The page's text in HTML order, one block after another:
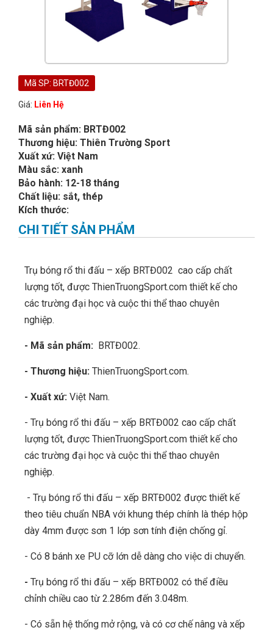
Mã SP: BRTĐ002
Giá: Liên Hệ
Mã sản phẩm: BRTĐ002
Thương hiệu: Thiên Trường Sport
Xuất xứ: Việt Nam
Màu sắc: xanh
Bảo hành: 12-18 tháng
Chất liệu: sắt, thép
Kích thước:
CHI TIẾT SẢN PHẨM
Trụ bóng rổ thi đấu – xếp BRTĐ002 cao cấp chất
lượng tốt, được ThienTruongSport.com thiết kế cho
các trường đại học và cuộc thi thể thao chuyên
nghiệp.
- Mã sản phẩm: BRTĐ002.
- Thương hiệu: ThienTruongSport.com.
- Xuất xứ: Việt Nam.
- Trụ bóng rổ thi đấu – xếp BRTĐ002 cao cấp chất
lượng tốt, được ThienTruongSport.com thiết kế cho
các trường đại học và cuộc thi thể thao chuyên
nghiệp.
- Trụ bóng rổ thi đấu – xếp BRTĐ002 được thiết kế
theo tiêu chuẩn NBA với khung thép chính là thép hộp
dày 4mm được sơn 1 lớp sơn tính điện chống gỉ.
- Có 8 bánh xe PU cỡ lớn dễ dàng cho việc di chuyển.
- Trụ bóng rổ thi đấu – xếp BRTĐ002 có thể điều
chỉnh chiều cao từ 2.286m đến 3.048m.
- Có sẵn hệ thống mở rộng, và có cơ chế nâng và xếp